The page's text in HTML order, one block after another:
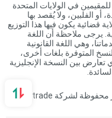
في الولايات المتحدة
أو الفلبين، ولا يُقصد بها
يكون فيها هذا التوزيع
يرجى ملاحظة أن اللغة
وهي اللغة القانونية
المتوفرة بلغات أخرى،
بين النسخة الإنجليزية
محمية بتقنية SSL. © حقوق الطبع والنشر محفوظة لشركة Mitrade.